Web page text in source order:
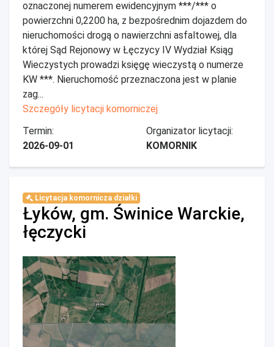
oznaczonej numerem ewidencyjnym ***/*** o
powierzchni 0,2200 ha, z bezpośrednim dojazdem do
nieruchomości drogą o nawierzchni asfaltowej, dla
której Sąd Rejonowy w Łęczycy IV Wydział Ksiąg
Wieczystych prowadzi księgę wieczystą o numerze
KW ***. Nieruchomość przeznaczona jest w planie
zag...
Szczegóły licytacji komorniczej
Termin:
2026-09-01
Organizator licytacji:
KOMORNIK
Licytacja komornicza działki
Łyków, gm. Świnice Warckie,
łęczycki